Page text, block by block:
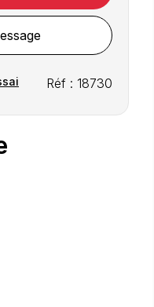
Réf : 18730